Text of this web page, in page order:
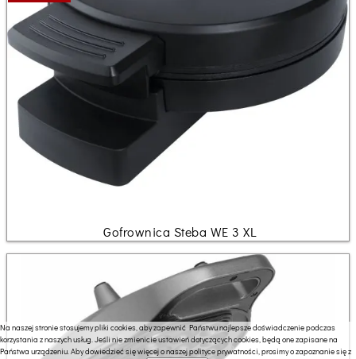
Gofrownica Steba WE 3 XL
Na naszej stronie stosujemy pliki cookies, aby zapewnić Państwu najlepsze doświadczenie podczas
korzystania z naszych usług. Jeśli nie zmienicie ustawień dotyczących cookies, będą one zapisane na
Państwa urządzeniu. Aby dowiedzieć się więcej o naszej polityce prywatności, prosimy o zapoznanie się z